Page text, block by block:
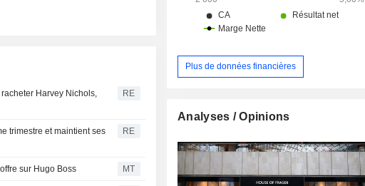
Harvey Nichols,
RE
trimestre et maintient ses
RE
sur Hugo Boss MT
bénéficiant d’un crédit à la consommation.
Plus de données financières
Analyses / Opinions